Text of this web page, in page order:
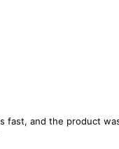
fast, and the product